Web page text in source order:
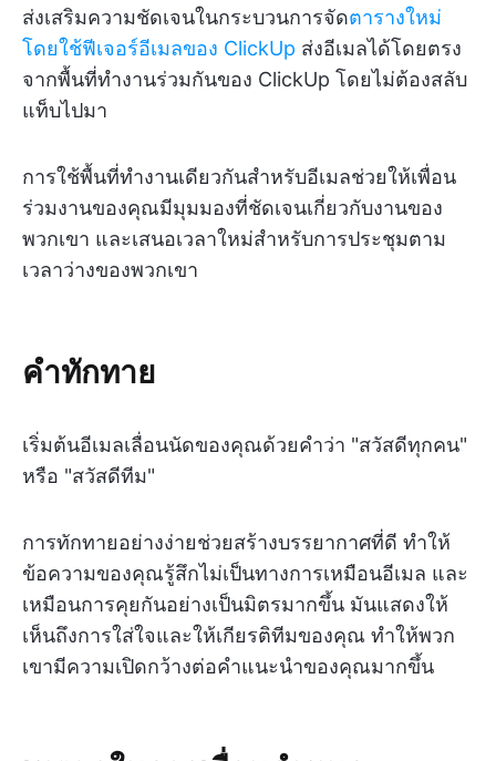
ส่งเสริมความชัดเจนในกระบวนการจัดตารางใหม่
โดยใช้ฟีเจอร์อีเมลของ ClickUp ส่งอีเมลได้โดยตรง
จากพื้นที่ทำงานร่วมกันของ ClickUp โดยไม่ต้องสลับ
แท็บไปมา
การใช้พื้นที่ทำงานเดียวกันสำหรับอีเมลช่วยให้เพื่อน
ร่วมงานของคุณมีมุมมองที่ชัดเจนเกี่ยวกับงานของ
พวกเขา และเสนอเวลาใหม่สำหรับการประชุมตาม
เวลาว่างของพวกเขา
คำทักทาย
เริ่มต้นอีเมลเลื่อนนัดของคุณด้วยคำว่า "สวัสดีทุกคน"
หรือ "สวัสดีทีม"
การทักทายอย่างง่ายช่วยสร้างบรรยากาศที่ดี ทำให้
ข้อความของคุณรู้สึกไม่เป็นทางการเหมือนอีเมล และ
เหมือนการคุยกันอย่างเป็นมิตรมากขึ้น มันแสดงให้
เห็นถึงการใส่ใจและให้เกียรติทีมของคุณ ทำให้พวก
เขามีความเปิดกว้างต่อคำแนะนำของคุณมากขึ้น